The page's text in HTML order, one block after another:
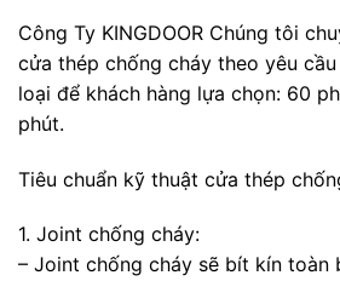
Công Ty KINGDOOR Chúng tôi
cửa thép chống cháy theo yêu
loại để khách hàng lựa chọn: 60
phút.
Tiêu chuẩn kỹ thuật cửa thép
1. Joint chống cháy:
– Joint chống cháy sẽ bít kín toàn